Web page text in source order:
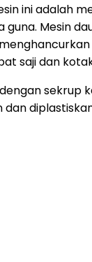
ini adalah
Mesin
saji dan
sekrup